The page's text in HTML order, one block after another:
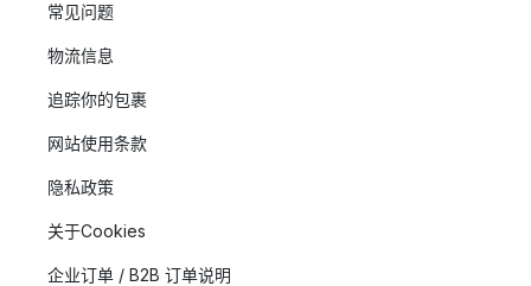
常见问题
物流信息
追踪你的包裹
网站使用条款
隐私政策
关于Cookies
企业订单 / B2B 订单说明